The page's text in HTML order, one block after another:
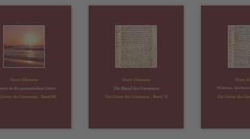
Eilenstein
geboren und befasse mich nun
Psychologie und verwandten
verschiedene Zeitschriften verfasst.
habe ich den zehnbändigen
mit Magie, Meditation, Astrologie,